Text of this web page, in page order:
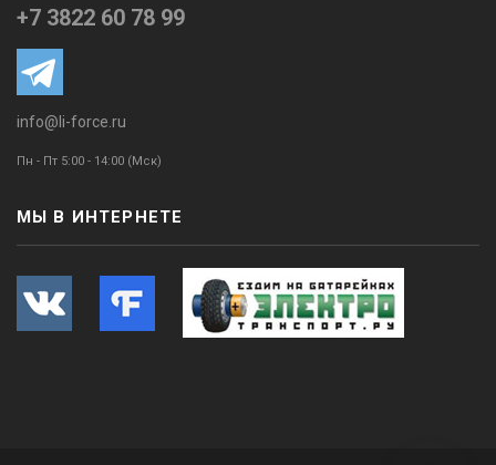
+7 3822 60 78 99
info@li-force.ru
Пн - Пт 5:00 - 14:00 (Мск)
МЫ В ИНТЕРНЕТЕ